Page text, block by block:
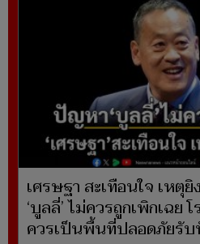
เศรษฐา สะเทือนใจ เหตุ
‘บูลลี่’ ไม่ควรถูกเพิกเฉย
ควรเป็นพื้นที่ปลอดภัยรั